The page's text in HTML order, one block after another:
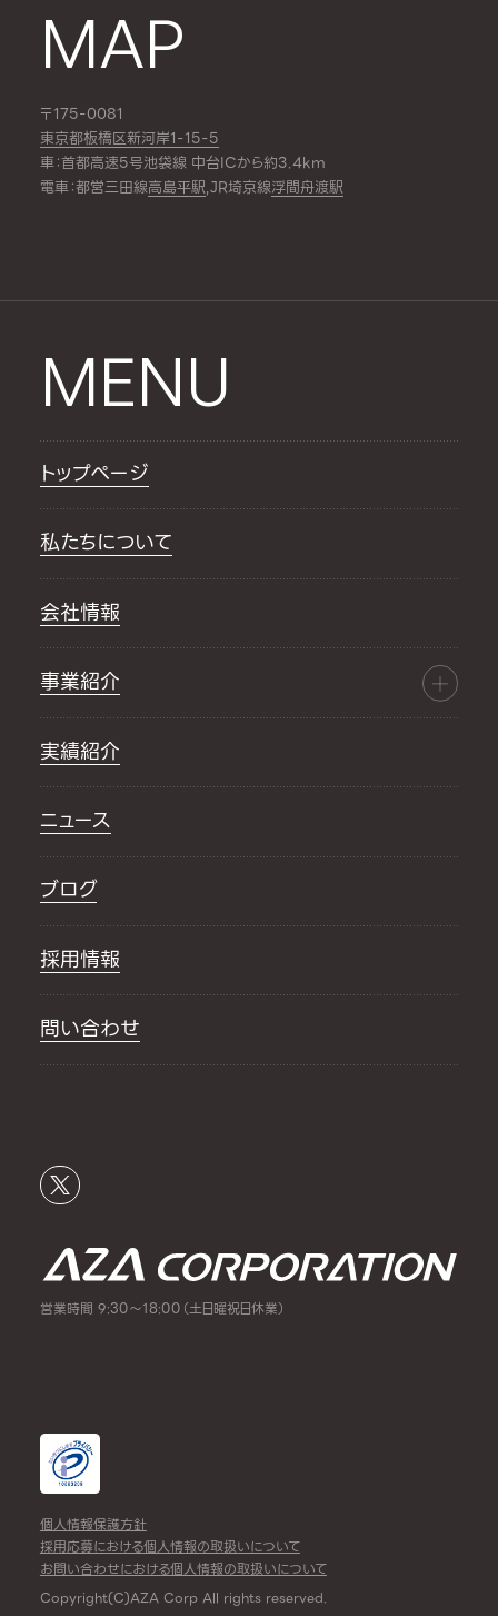
MAP
〒175-0081
東京都板橋区新河岸1-15-5
車：首都高速5号池袋線 中台ICから約3.4km
電車：都営三田線高島平駅,JR埼京線浮間舟渡駅
MENU
トップページ
私たちについて
会社情報
事業紹介
実績紹介
ニュース
ブログ
採用情報
問い合わせ
営業時間 9:30～18:00（土日曜祝日休業）
個人情報保護方針
採用応募における個人情報の取扱いについて
お問い合わせにおける個人情報の取扱いについて
Copyright(C)AZA Corp All rights reserved.